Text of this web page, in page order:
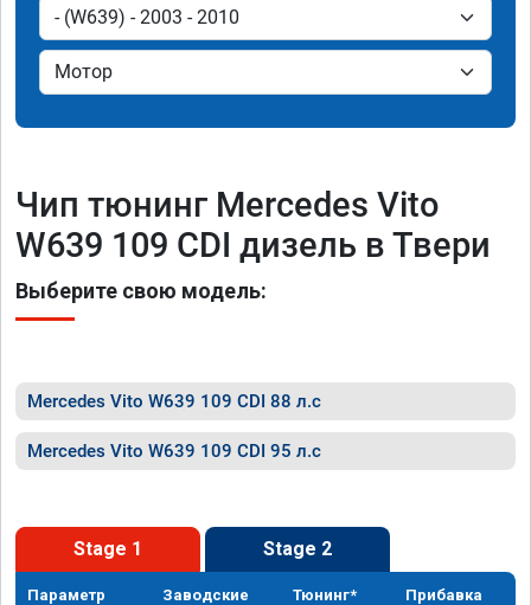
Чип тюнинг Mercedes Vito
W639 109 CDI дизель в Твери
Выберите свою модель:
Mercedes Vito W639 109 CDI 88 л.с
Mercedes Vito W639 109 CDI 95 л.с
Stage 1 Stage 2
Параметр Заводские Тюнинг* Прибавка